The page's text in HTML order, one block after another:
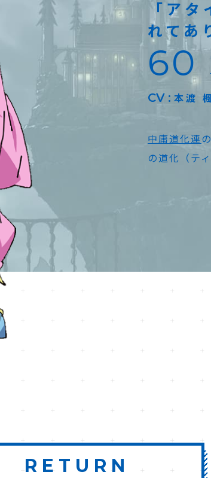
「アタ
れてあ
60
CV 本渡
中庸道化連
の道化（テ
RETURN